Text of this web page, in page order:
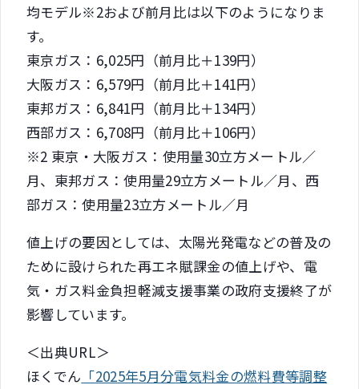
均モデル※2および前月比は以下のようになりま
す。
東京ガス：6,025円（前月比＋139円）
大阪ガス：6,579円（前月比＋141円）
東邦ガス：6,841円（前月比＋134円）
西部ガス：6,708円（前月比＋106円）
※2 東京・大阪ガス：使用量30立方メートル／
月、東邦ガス：使用量29立方メートル／月、西
部ガス：使用量23立方メートル／月
値上げの要因としては、太陽光発電などの普及の
ために設けられた再エネ賦課金の値上げや、電
気・ガス料金負担軽減支援事業の政府支援終了が
影響しています。
＜出典URL＞
ほくでん 「2025年5月分電気料金の燃料費等調整